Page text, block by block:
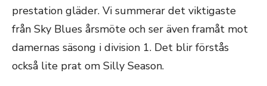
prestation gläder. Vi summerar det viktigaste
från Sky Blues årsmöte och ser även framåt mot
damernas säsong i division 1. Det blir förstås
också lite prat om Silly Season.